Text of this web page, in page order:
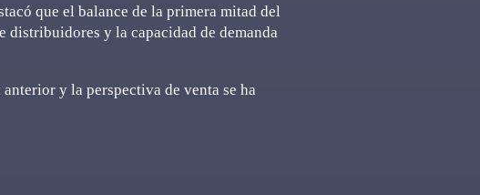
que el balance de la primera mitad del
distribuidores y la capacidad de demanda
y la perspectiva de venta se ha